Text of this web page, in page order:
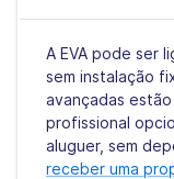
A EVA pode ser
sem instalação
avançadas
profissional
aluguer, sem
receber uma